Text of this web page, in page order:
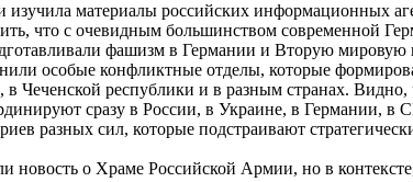
материалы российских информационных
что с очевидным большинством современной
фашизм в Германии и Вторую
особые конфликтные отделы, которые
Чеченской республики и в разным странах.
сразу в России, в Украине, в Германии,
разных сил, которые подстраивают
новость о Храме Российской Армии, но в